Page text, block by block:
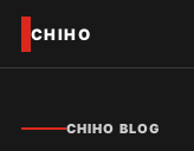
CHIHO
CHIHO BLOG